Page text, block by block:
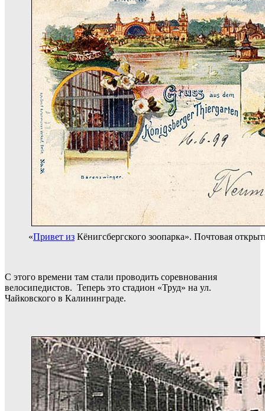
«Привет из Кёнигсбергского зоопарка». Почтовая
С этого времени там стали проводить соревнования
велосипедистов. Теперь это стадион «Труд» на ул.
Чайковского в Калининграде.